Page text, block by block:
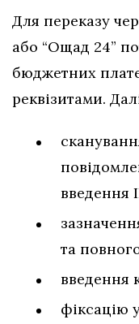
Для переказу
або “Ощад 24”
бюджетних
реквізитами.
введення
та
введення
фіксацію